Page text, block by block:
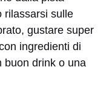
rilassarsi sulle
gustare super
ingredienti di
buon drink o una